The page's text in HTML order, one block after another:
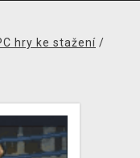
hry ke stažení /